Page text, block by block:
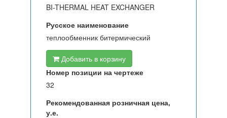
BI-THERMAL HEAT EXCHANGER
Русское наименование
теплообменник битермический
Добавить в корзину
Номер позиции на чертеже
32
Рекомендованная розничная цена,
у.е.